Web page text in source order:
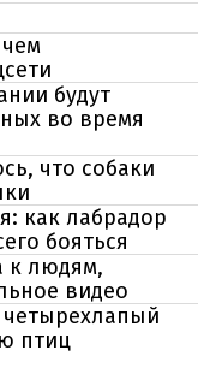
будут
во время
что собаки
как лабрадор
бояться
к людям,
видео
четырехлапый
птиц